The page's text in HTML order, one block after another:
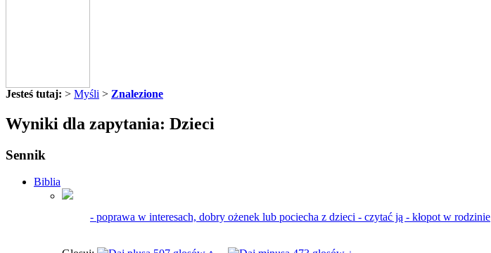
Jesteś tutaj: > Myśli > Znalezione
Wyniki dla zapytania: Dzieci
Sennik
Biblia
- poprawa w interesach, dobry ożenek lub pociecha z dzieci - czytać ją - kłopot w rodzinie